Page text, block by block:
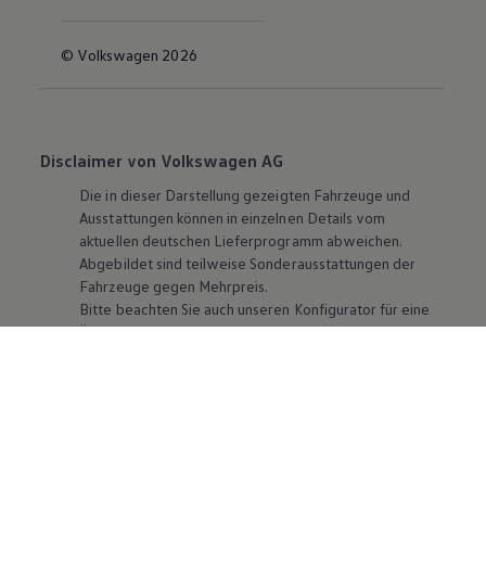
© Volkswagen 2026
Disclaimer von Volkswagen AG
Die in dieser Darstellung gezeigten Fahrzeuge und
Ausstattungen können in einzelnen Details vom
aktuellen deutschen Lieferprogramm abweichen.
Abgebildet sind teilweise Sonderausstattungen der
Fahrzeuge gegen Mehrpreis.
Bitte beachten Sie auch unseren Konfigurator für eine
Übersicht der aktuell verfügbaren Modelle und